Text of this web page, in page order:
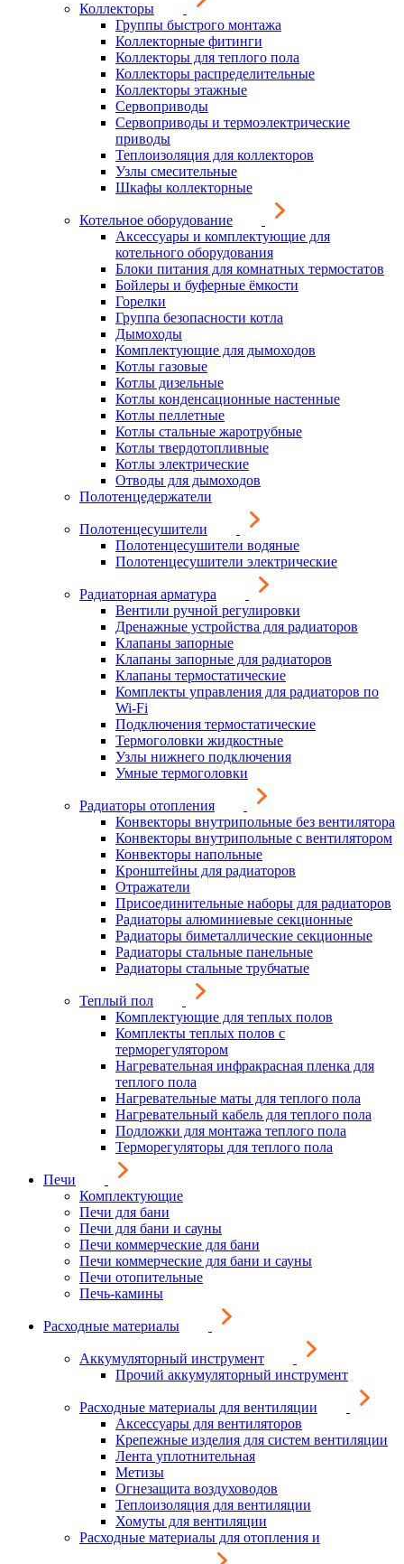
Коллекторы
Группы быстрого монтажа
Коллекторные фитинги
Коллекторы для теплого пола
Коллекторы распределительные
Коллекторы этажные
Сервоприводы
Сервоприводы и термоэлектрические
приводы
Теплоизоляция для коллекторов
Узлы смесительные
Шкафы коллекторные
Котельное оборудование
Аксессуары и комплектующие для
котельного оборудования
Блоки питания для комнатных термостатов
Бойлеры и буферные ёмкости
Горелки
Группа безопасности котла
Дымоходы
Комплектующие для дымоходов
Котлы газовые
Котлы дизельные
Котлы конденсационные настенные
Котлы пеллетные
Котлы стальные жаротрубные
Котлы твердотопливные
Котлы электрические
Отводы для дымоходов
Полотенцедержатели
Полотенцесушители
Полотенцесушители водяные
Полотенцесушители электрические
Радиаторная арматура
Вентили ручной регулировки
Дренажные устройства для радиаторов
Клапаны запорные
Клапаны запорные для радиаторов
Клапаны термостатические
Комплекты управления для радиаторов по
Wi-Fi
Подключения термостатические
Термоголовки жидкостные
Узлы нижнего подключения
Умные термоголовки
Радиаторы отопления
Конвекторы внутрипольные без вентилятора
Конвекторы внутрипольные с вентилятором
Конвекторы напольные
Кронштейны для радиаторов
Отражатели
Присоединительные наборы для радиаторов
Радиаторы алюминиевые секционные
Радиаторы биметаллические секционные
Радиаторы стальные панельные
Радиаторы стальные трубчатые
Теплый пол
Комплектующие для теплых полов
Комплекты теплых полов с
терморегулятором
Нагревательная инфракрасная пленка для
теплого пола
Нагревательные маты для теплого пола
Нагревательный кабель для теплого пола
Подложки для монтажа теплого пола
Терморегуляторы для теплого пола
Печи
Комплектующие
Печи для бани
Печи для бани и сауны
Печи коммерческие для бани
Печи коммерческие для бани и сауны
Печи отопительные
Печь-камины
Расходные материалы
Аккумуляторный инструмент
Прочий аккумуляторный инструмент
Расходные материалы для вентиляции
Аксессуары для вентиляторов
Крепежные изделия для систем вентиляции
Лента уплотнительная
Метизы
Огнезащита воздуховодов
Теплоизоляция для вентиляции
Хомуты для вентиляции
Расходные материалы для отопления и